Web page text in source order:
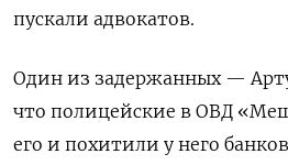
пускали адвокатов.
Один из задержанных —
что полицейские в ОВД
его и похитили у него